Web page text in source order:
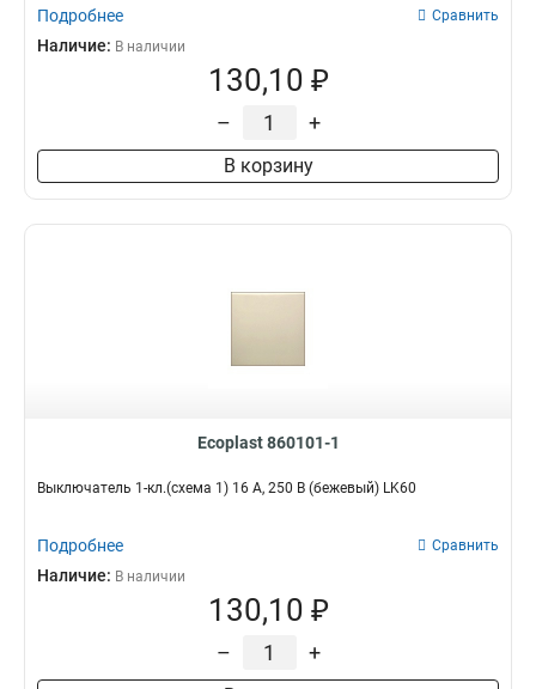
Подробнее Сравнить
Наличие: В наличии
130,10 ₽
– +
В корзину
Ecoplast 860101-1
Выключатель 1-кл.(схема 1) 16 A, 250 B (бежевый) LK60
Подробнее Сравнить
Наличие: В наличии
130,10 ₽
– +